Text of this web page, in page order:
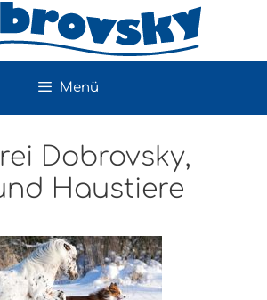
Menü
Dobrovsky,
Haustiere